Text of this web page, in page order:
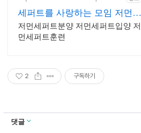
세퍼트를 사랑하는 모임 저먼셰
퍼드 전문 분양 클럽
저먼세퍼트분양 저먼세퍼트입양 저
먼세퍼트훈련
2 구독하기
댓글